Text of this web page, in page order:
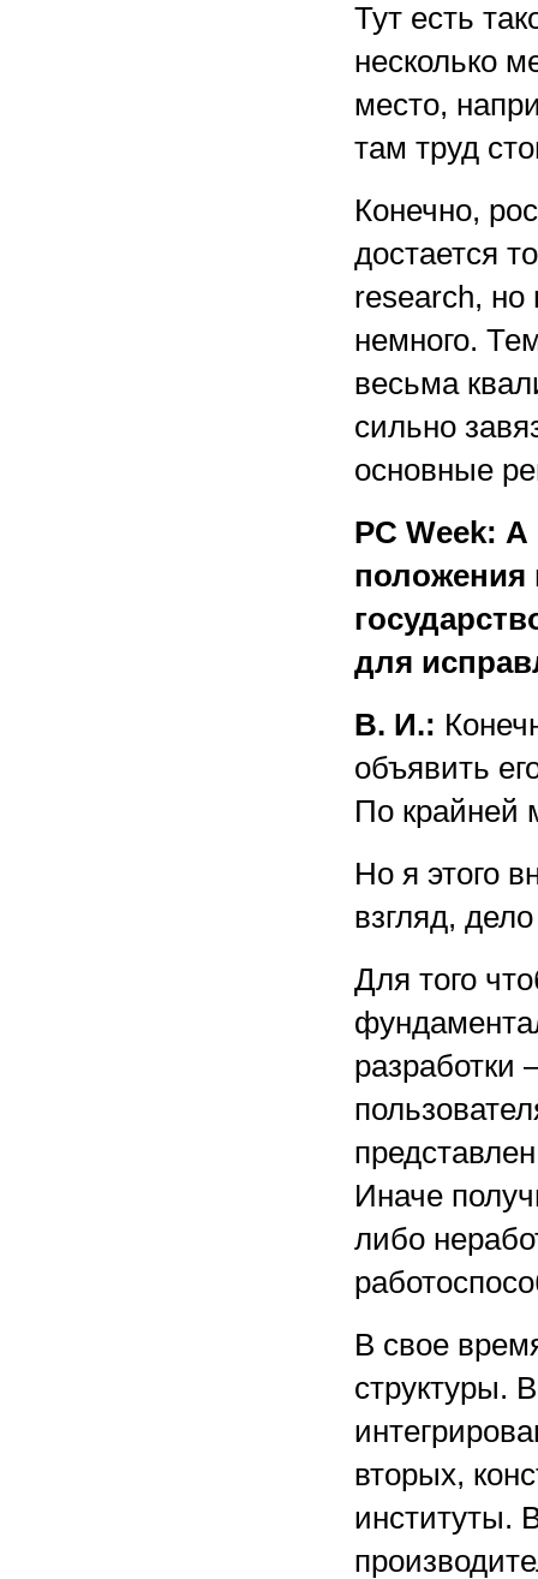
Тут есть
несколько
место,
там труд
Конечно,
достается
research, но
немного.
весьма
сильно
основные
PC Week:
положения
для
В. И.:
объявить
По крайней
Но я этого
взгляд,
Для того
Иначе
либо
В свое
структуры.
вторых,
институты.